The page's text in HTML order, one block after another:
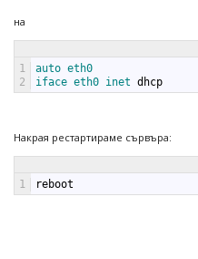
на
1
2
auto eth0
iface eth0 inet dhcp
Накрая рестартираме сървъра:
1 reboot